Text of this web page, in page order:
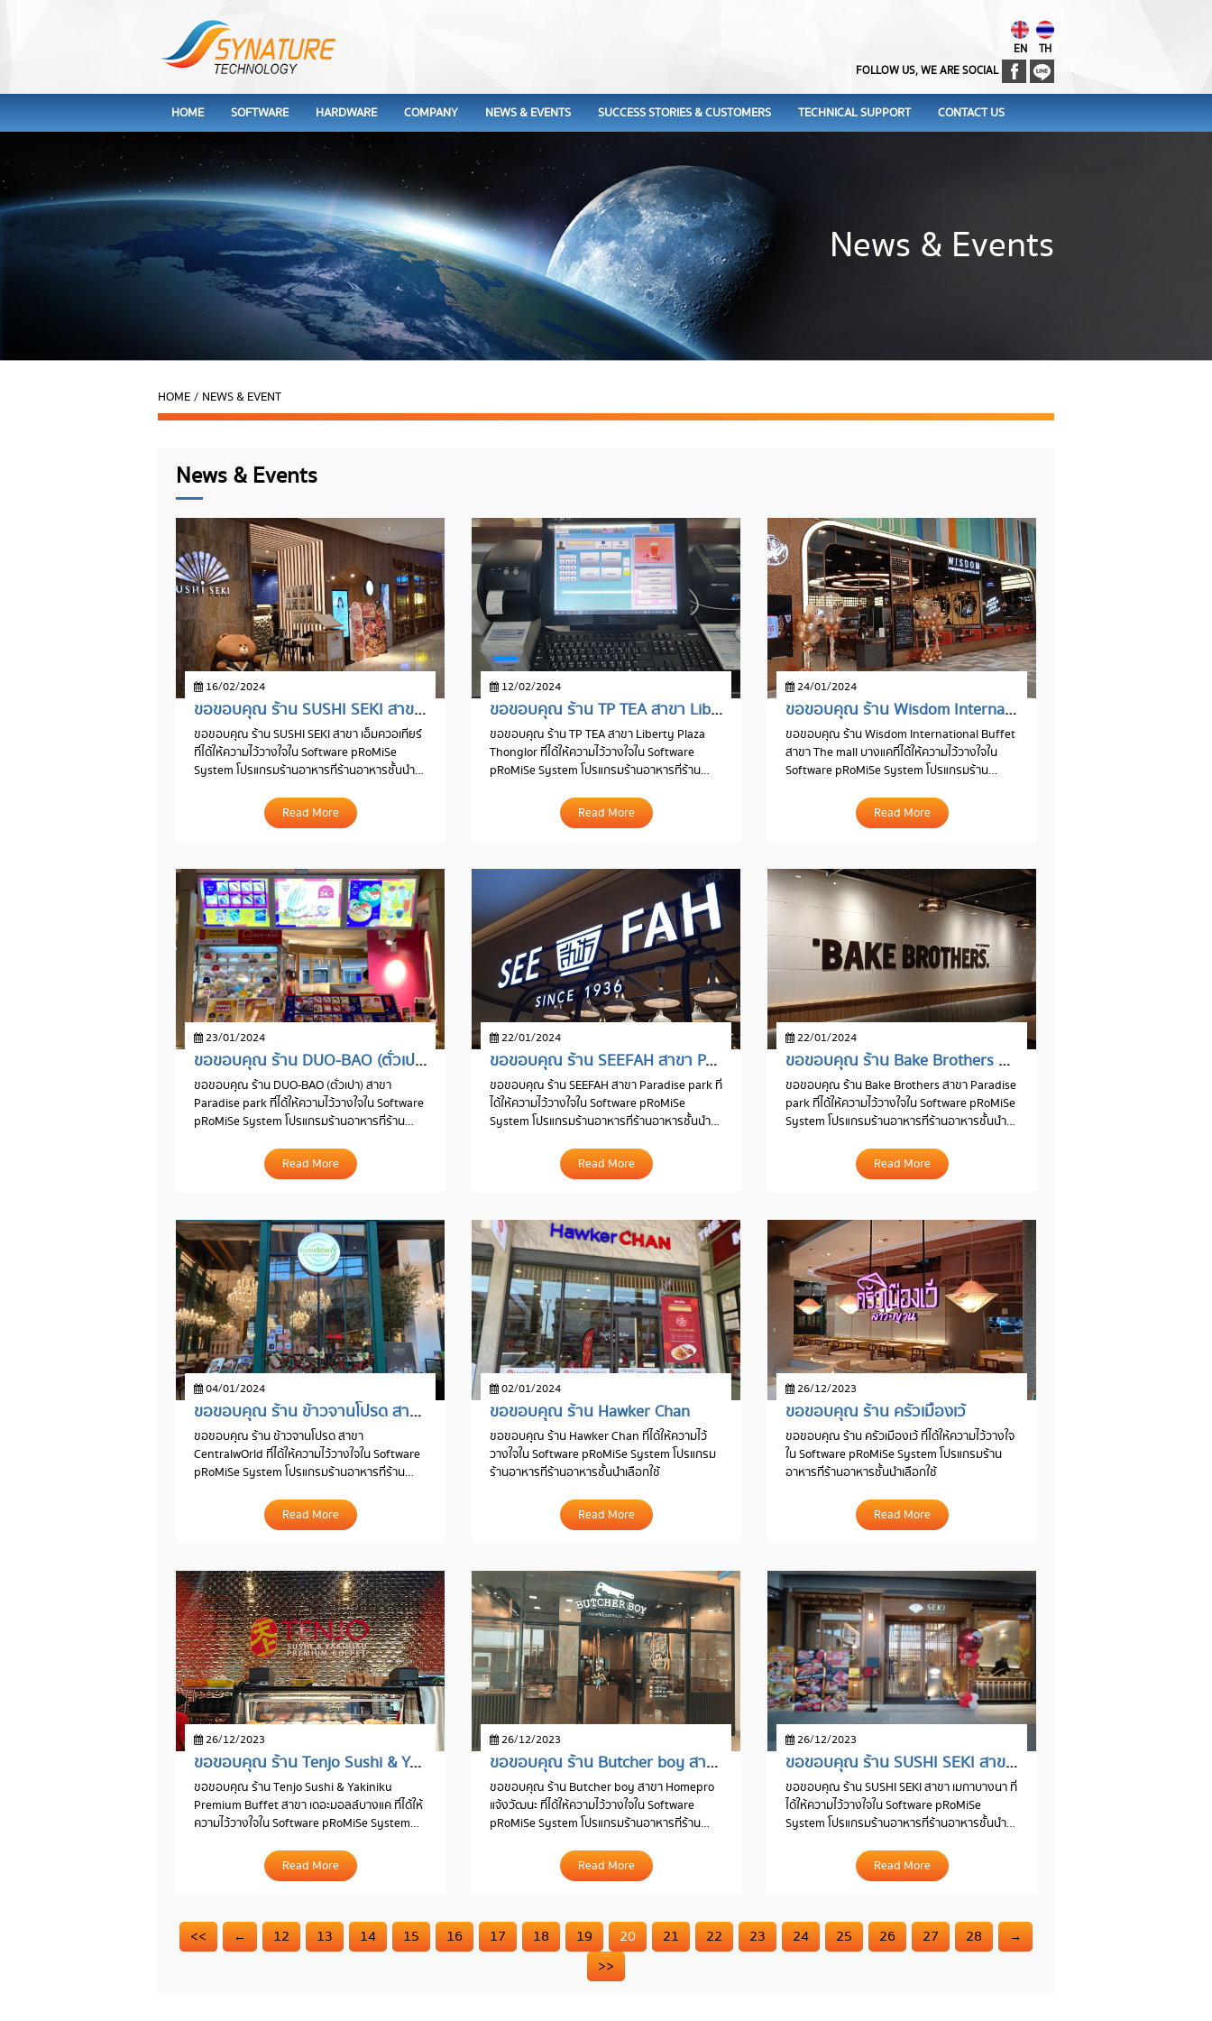
EN
TH
FOLLOW US, WE ARE SOCIAL
HOME SOFTWARE HARDWARE COMPANY NEWS & EVENTS SUCCESS STORIES & CUSTOMERS TECHNICAL SUPPORT CONTACT US
News & Events
HOME / NEWS & EVENT
News & Events
16/02/2024
ขอขอบคุณ ร้าน SUSHI SEKI สาขา เอ็มควอเทียร์
ขอขอบคุณ ร้าน SUSHI SEKI สาขา เอ็มควอเทียร์
ที่ได้ให้ความไว้วางใจใน Software pRoMiSe
System โปรแกรมร้านอาหารที่ร้านอาหารชั้นนำ
Read More
12/02/2024
ขอขอบคุณ ร้าน TP TEA สาขา Liberty Plaza Thonglor
ขอขอบคุณ ร้าน TP TEA สาขา Liberty Plaza
Thonglor ที่ได้ให้ความไว้วางใจใน Software
pRoMiSe System โปรแกรมร้านอาหารที่ร้าน
Read More
24/01/2024
ขอขอบคุณ ร้าน Wisdom International Buffet สาขา The mall บางแค
ขอขอบคุณ ร้าน Wisdom International Buffet
สาขา The mall บางแคที่ได้ให้ความไว้วางใจใน
Software pRoMiSe System โปรแกรมร้าน
Read More
23/01/2024
ขอขอบคุณ ร้าน DUO-BAO (ตั่วเปา) สาขา Paradise park
ขอขอบคุณ ร้าน DUO-BAO (ตั่วเปา) สาขา
Paradise park ที่ได้ให้ความไว้วางใจใน Software
pRoMiSe System โปรแกรมร้านอาหารที่ร้าน
Read More
22/01/2024
ขอขอบคุณ ร้าน SEEFAH สาขา Paradise park
ขอขอบคุณ ร้าน SEEFAH สาขา Paradise park ที่
ได้ให้ความไว้วางใจใน Software pRoMiSe
System โปรแกรมร้านอาหารที่ร้านอาหารชั้นนำ
Read More
22/01/2024
ขอขอบคุณ ร้าน Bake Brothers สาขา Paradise park
ขอขอบคุณ ร้าน Bake Brothers สาขา Paradise
park ที่ได้ให้ความไว้วางใจใน Software pRoMiSe
System โปรแกรมร้านอาหารที่ร้านอาหารชั้นนำ
Read More
04/01/2024
ขอขอบคุณ ร้าน ข้าวจานโปรด สาขา CentralwOrld
ขอขอบคุณ ร้าน ข้าวจานโปรด สาขา
CentralwOrld ที่ได้ให้ความไว้วางใจใน Software
pRoMiSe System โปรแกรมร้านอาหารที่ร้าน
Read More
02/01/2024
ขอขอบคุณ ร้าน Hawker Chan
ขอขอบคุณ ร้าน Hawker Chan ที่ได้ให้ความไว้
วางใจใน Software pRoMiSe System โปรแกรม
ร้านอาหารที่ร้านอาหารชั้นนำเลือกใช้
Read More
26/12/2023
ขอขอบคุณ ร้าน ครัวเมืองเว้
ขอขอบคุณ ร้าน ครัวเมืองเว้ ที่ได้ให้ความไว้วางใจ
ใน Software pRoMiSe System โปรแกรมร้าน
อาหารที่ร้านอาหารชั้นนำเลือกใช้
Read More
26/12/2023
ขอขอบคุณ ร้าน Tenjo Sushi & Yakiniku Premium Buffet สาขา เดอะมอลล์บางแค
ขอขอบคุณ ร้าน Tenjo Sushi & Yakiniku
Premium Buffet สาขา เดอะมอลล์บางแค ที่ได้ให้
ความไว้วางใจใน Software pRoMiSe System
Read More
26/12/2023
ขอขอบคุณ ร้าน Butcher boy สาขา Homepro แจ้งวัฒนะ
ขอขอบคุณ ร้าน Butcher boy สาขา Homepro
แจ้งวัฒนะ ที่ได้ให้ความไว้วางใจใน Software
pRoMiSe System โปรแกรมร้านอาหารที่ร้าน
Read More
26/12/2023
ขอขอบคุณ ร้าน SUSHI SEKI สาขา เมกาบางนา
ขอขอบคุณ ร้าน SUSHI SEKI สาขา เมกาบางนา ที่
ได้ให้ความไว้วางใจใน Software pRoMiSe
System โปรแกรมร้านอาหารที่ร้านอาหารชั้นนำ
Read More
<< ← 12 13 14 15 16 17 18 19 20 21 22 23 24 25 26 27 28
→
>>